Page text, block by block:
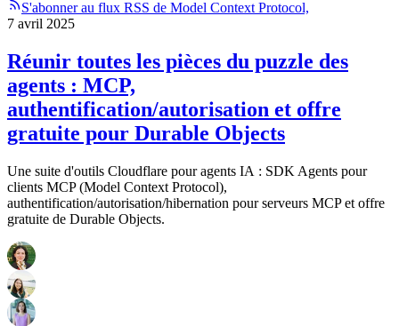
S'abonner au flux RSS de Model Context Protocol,
7 avril 2025
Réunir toutes les pièces du puzzle des
agents : MCP,
authentification/autorisation et offre
gratuite pour Durable Objects
Une suite d'outils Cloudflare pour agents IA : SDK Agents pour
clients MCP (Model Context Protocol),
authentification/autorisation/hibernation pour serveurs MCP et offre
gratuite de Durable Objects.